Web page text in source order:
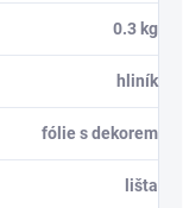
0.3 kg
hliník
fólie s dekorem
lišta